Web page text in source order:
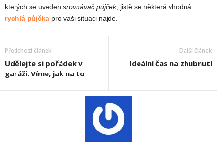
kterých se uveden srovnávač půjček, jistě se některá vhodná
rychlá půjčka pro vaši situaci najde.
Předchozí článek
Udělejte si pořádek v
garáži. Víme, jak na to
Další článek
Ideální čas na zhubnutí